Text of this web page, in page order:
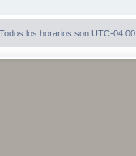
Todos los horarios son UTC-04:00